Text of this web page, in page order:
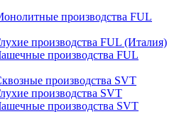
производства FUL
производства FUL (Италия)
производства FUL
производства SVT
производства SVT
производства SVT